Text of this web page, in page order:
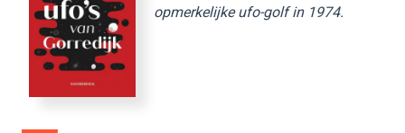
opmerkelijke ufo-golf in 1974.